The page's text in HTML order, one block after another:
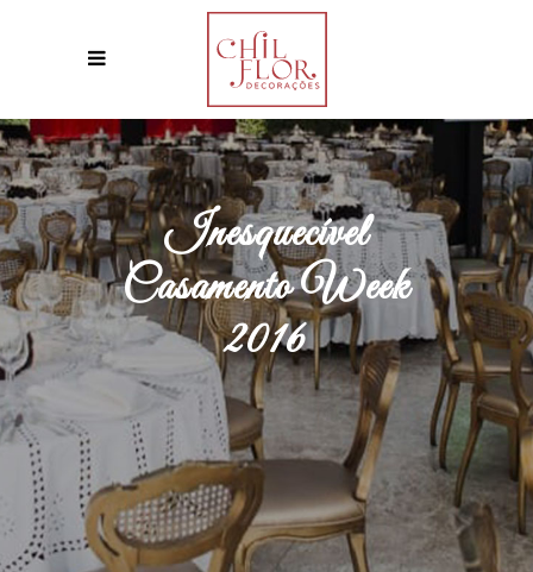
Inesquecível
Casamento Week
2016